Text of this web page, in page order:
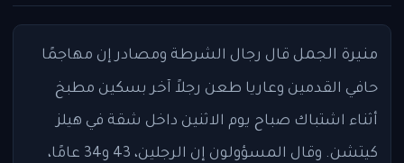
منيرة الجمل قال رجال الشرطة ومصادر إن مهاجمًا
حافي القدمين وعاريا طعن رجلاً آخر بسكين مطبخ
أثناء اشتباك صباح يوم الاثنين داخل شقة في هيلز
كيتشن. وقال المسؤولون إن الرجلين، 43 و34 عامًا،